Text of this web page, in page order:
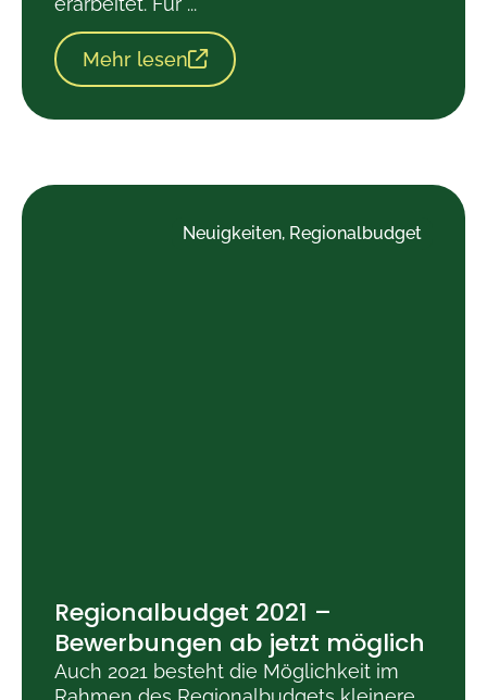
Mehr lesen
Neuigkeiten, Regionalbudget
Regionalbudget 2021 –
Bewerbungen ab jetzt möglich
Auch 2021 besteht die Möglichkeit im